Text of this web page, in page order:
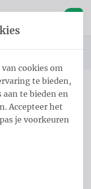
Product
Product
cookies om
te bieden,
te bieden en
Accepteer het
je voorkeuren